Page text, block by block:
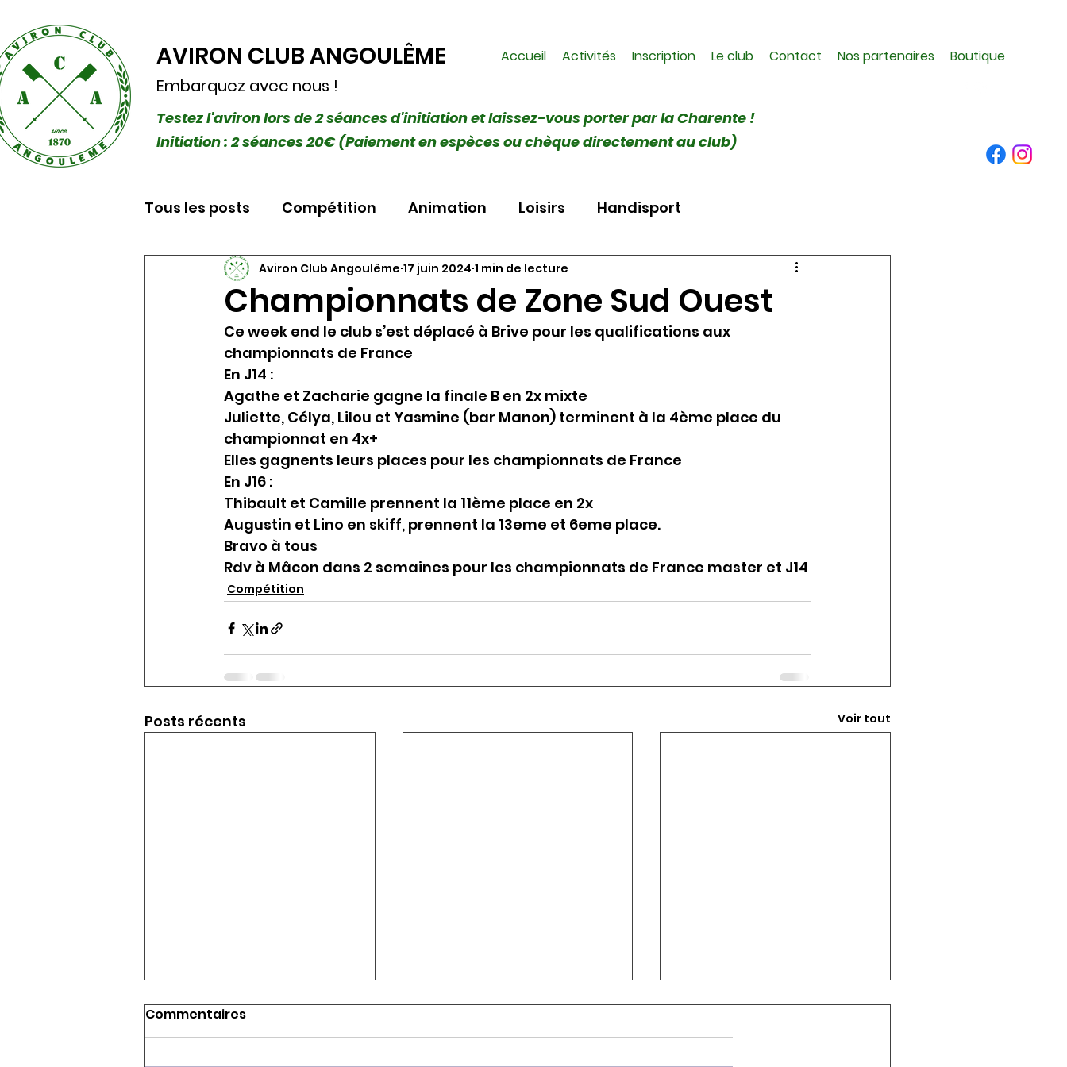
Accueil Activités Inscription Le club Contact Nos partenaires Boutique
Embarquez avec nous !
Testez l'aviron lors de 2 séances d'initiation et laissez-vous porter par la Charente !
Initiation : 2 séances 20€ (Paiement en espèces ou chèque directement au club)
AVIRON CLUB ANGOULÊME
Tous les posts Compétition Animation Loisirs Handisport
Championnats de Zone Sud Ouest
Aviron Club Angoulême 17 juin 2024 1 min de lecture
Ce week end le club s’est déplacé à Brive pour les qualifications aux
championnats de France
En J14 :
Agathe et Zacharie gagne la finale B en 2x mixte
Juliette, Célya, Lilou et Yasmine (bar Manon) terminent à la 4ème place du
championnat en 4x+
Elles gagnents leurs places pour les championnats de France
En J16 :
Thibault et Camille prennent la 11ème place en 2x
Augustin et Lino en skiff, prennent la 13eme et 6eme place.
Bravo à tous
Rdv à Mâcon dans 2 semaines pour les championnats de France master et J14
Compétition
Posts récents Voir tout
Commentaires